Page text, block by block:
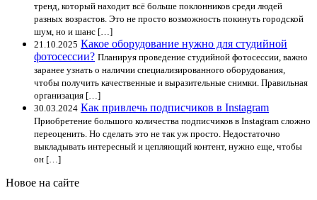
тренд, который находит всё больше поклонников среди людей
разных возрастов. Это не просто возможность покинуть городской
шум, но и шанс […]
21.10.2025 Какое оборудование нужно для студийной
фотосессии? Планируя проведение студийной фотосессии, важно
заранее узнать о наличии специализированного оборудования,
чтобы получить качественные и выразительные снимки. Правильная
организация […]
30.03.2024 Как привлечь подписчиков в Instagram
Приобретение большого количества подписчиков в Instagram сложно
переоценить. Но сделать это не так уж просто. Недостаточно
выкладывать интересный и цепляющий контент, нужно еще, чтобы
он […]
Новое на сайте